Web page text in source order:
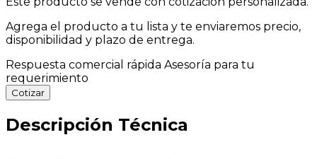
Agrega el producto a tu lista y te enviaremos precio,
disponibilidad y plazo de entrega.
Respuesta comercial rápida Asesoría para tu
requerimiento
Cotizar
Descripción Técnica